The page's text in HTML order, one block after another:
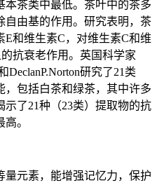
茶类中最低。茶叶中的茶多
自由基的作用。研究表明，茶
和维生素C，对维生素C和维
抗衰老作用。英国科学家
DeclanP.Norton研究了21类
，包括白茶和绿茶，其中许多
了21种（23类）提取物的抗
。
元素，能增强记忆力，保护